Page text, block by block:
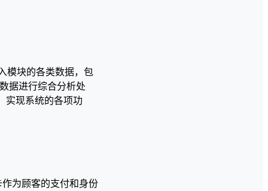
模块的各类数据，包
据进行综合分析处
实现系统的各项功
为顾客的支付和身份